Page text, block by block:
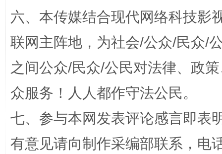
千年窑火 生生不息 一
六、本传媒结合现代网络科技影
联网主阵地，为社会/公众/民众/
之间公众/民众/公民对法律、政
众服务！人人都作守法公民。
七、参与本网发表评论感言即表
有意见请向制作采编部联系，电